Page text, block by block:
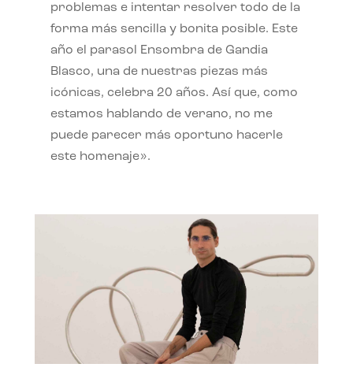
problemas e intentar resolver todo de la
forma más sencilla y bonita posible. Este
año el parasol Ensombra de Gandia
Blasco, una de nuestras piezas más
icónicas, celebra 20 años. Así que, como
estamos hablando de verano, no me
puede parecer más oportuno hacerle
este homenaje».